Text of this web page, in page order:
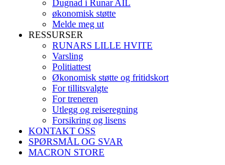
Dugnad i Runar AIL
økonomisk støtte
Melde meg ut
RESSURSER
RUNARS LILLE HVITE
Varsling
Politiattest
Økonomisk støtte og fritidskort
For tillitsvalgte
For treneren
Utlegg og reiseregning
Forsikring og lisens
KONTAKT OSS
SPØRSMÅL OG SVAR
MACRON STORE